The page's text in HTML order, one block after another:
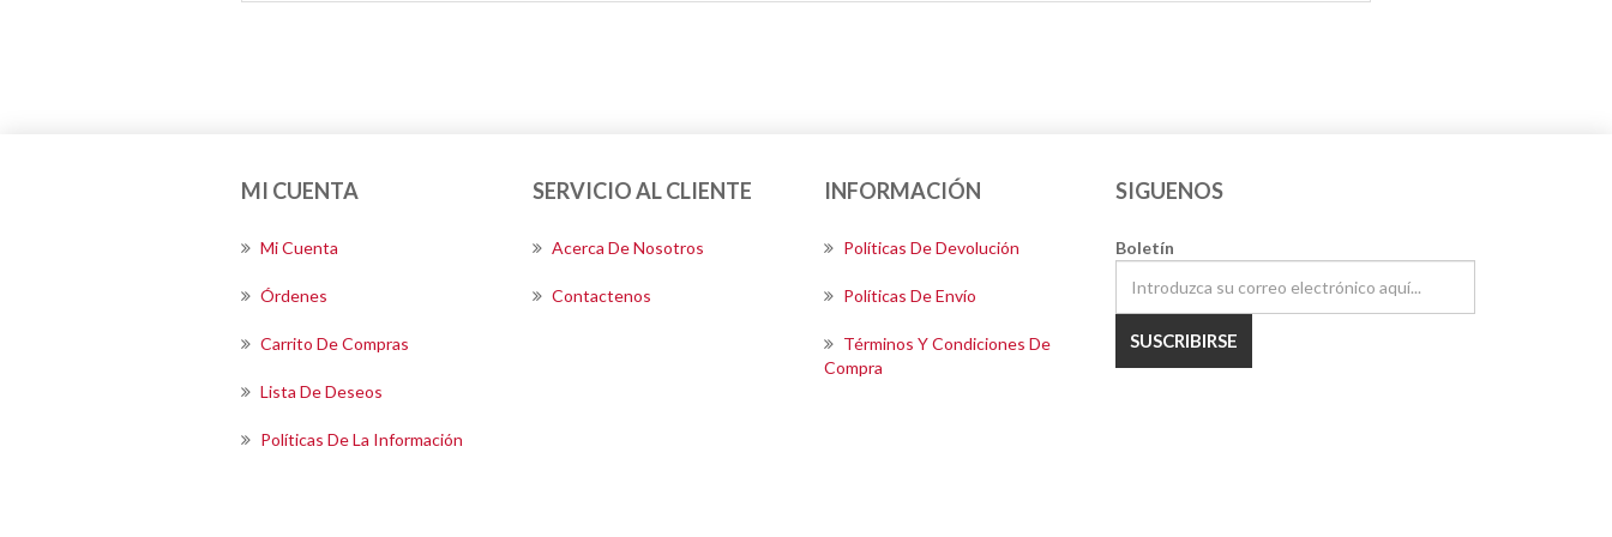
MI CUENTA
Mi Cuenta
Órdenes
Carrito De Compras
Lista De Deseos
Políticas De La Información
SERVICIO AL CLIENTE
Acerca De Nosotros
Contactenos
INFORMACIÓN
Políticas De Devolución
Políticas De Envío
Términos Y Condiciones De
Compra
SIGUENOS
Boletín
SUSCRIBIRSE